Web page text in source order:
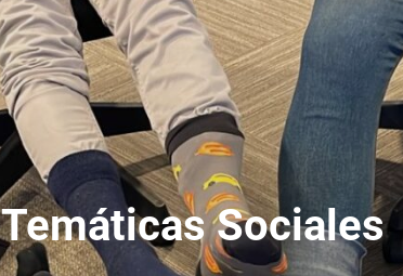
Temáticas Sociales